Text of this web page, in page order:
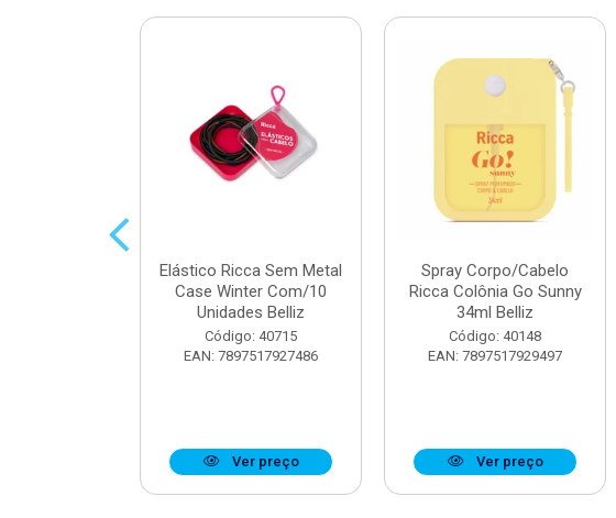
Elástico Ricca Sem Metal
Case Winter Com/10
Unidades Belliz
Código: 40715
EAN: 7897517927486
Ver preço
Spray Corpo/Cabelo
Ricca Colônia Go Sunny
34ml Belliz
Código: 40148
EAN: 7897517929497
Ver preço